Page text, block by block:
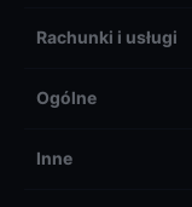
Rachunki i usługi
Ogólne
Inne